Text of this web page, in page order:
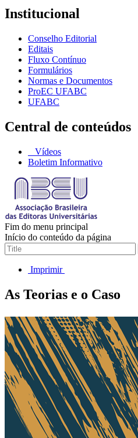
Institucional
Conselho Editorial
Editais
Fluxo Contínuo
Formulários
Normas e Documentos
ProEC UFABC
UFABC
Central de conteúdos
Vídeos
Boletim Informativo
Fim do menu principal
Início do conteúdo da página
Imprimir
As Teorias e o Caso